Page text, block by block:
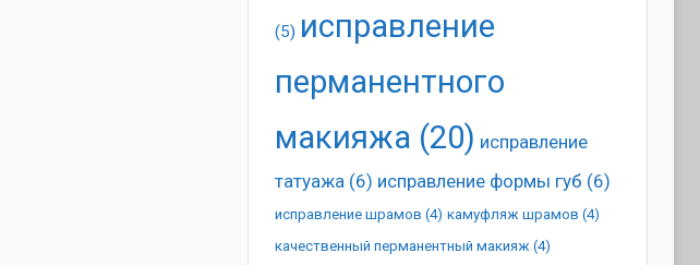
(5) исправление
перманентного
макияжа (20) исправление
татуажа(6) исправление формы губ (6)
исправление шрамов (4) камуфляж шрамов (4)
качественный перманентный макияж (4)